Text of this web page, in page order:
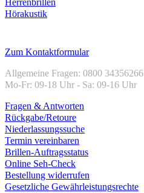
Hörakustik
Zum Kontaktformular
Allgemeine Fragen: 0800 34356266
Mo-Fr: 09-18 Uhr - Sa: 09-16 Uhr
Fragen & Antworten
Rückgabe/Retoure
Niederlassungssuche
Termin vereinbaren
Brillen-Auftragsstatus
Online Seh-Check
Bestellung widerrufen
Gesetzliche Gewährleistungsrechte